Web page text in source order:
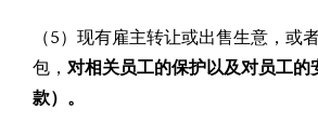
（5）现有雇主转让或出售生意，或
包， 对相关员工的保护以及对员工
款）。